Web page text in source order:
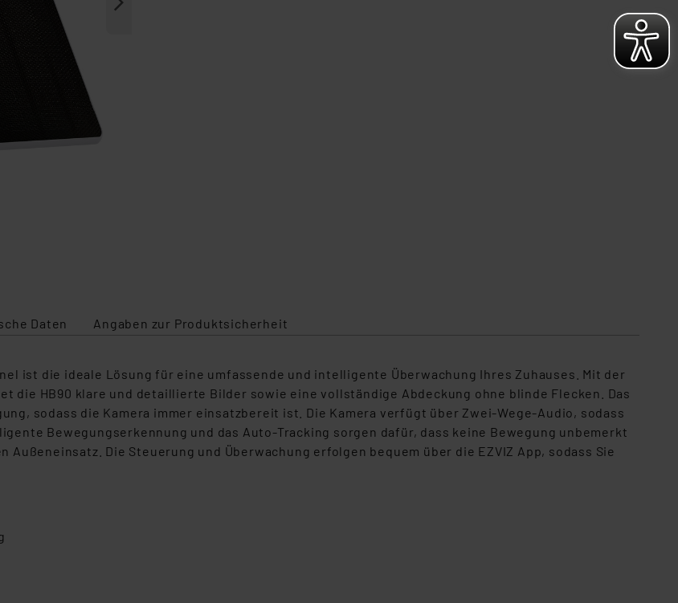
Daten Angaben zur Produktsicherheit
ist die ideale Lösung für eine umfassende und intelligente Überwachung Ihres Zuhauses. Mit der
die HB90 klare und detaillierte Bilder sowie eine vollständige Abdeckung ohne blinde Flecken. Das
sodass die Kamera immer einsatzbereit ist. Die Kamera verfügt über Zwei-Wege-Audio, sodass
Bewegungserkennung und das Auto-Tracking sorgen dafür, dass keine Bewegung unbemerkt
Die Steuerung und Überwachung erfolgen bequem über die EZVIZ App, sodass Sie